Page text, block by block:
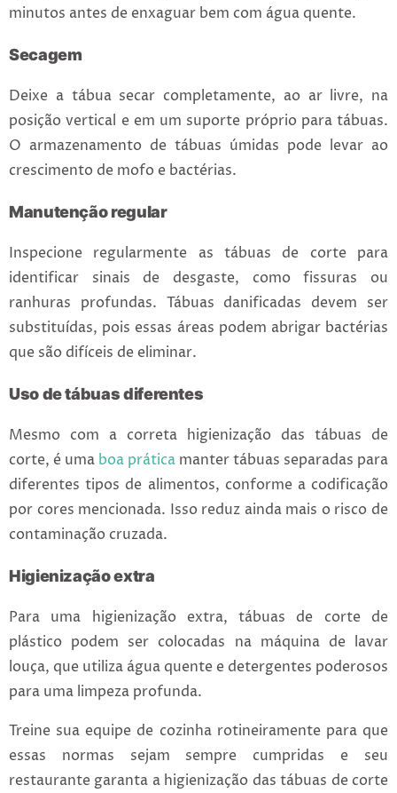
minutos antes de enxaguar bem com água quente.
Secagem
Deixe a tábua secar completamente, ao ar livre, na
posição vertical e em um suporte próprio para tábuas.
O armazenamento de tábuas úmidas pode levar ao
crescimento de mofo e bactérias.
Manutenção regular
Inspecione regularmente as tábuas de corte para
identificar sinais de desgaste, como fissuras ou
ranhuras profundas. Tábuas danificadas devem ser
substituídas, pois essas áreas podem abrigar bactérias
que são difíceis de eliminar.
Uso de tábuas diferentes
Mesmo com a correta higienização das tábuas de
corte, é uma boa prática manter tábuas separadas para
diferentes tipos de alimentos, conforme a codificação
por cores mencionada. Isso reduz ainda mais o risco de
contaminação cruzada.
Higienização extra
Para uma higienização extra, tábuas de corte de
plástico podem ser colocadas na máquina de lavar
louça, que utiliza água quente e detergentes poderosos
para uma limpeza profunda.
Treine sua equipe de cozinha rotineiramente para que
essas normas sejam sempre cumpridas e seu
restaurante garanta a higienização das tábuas de corte